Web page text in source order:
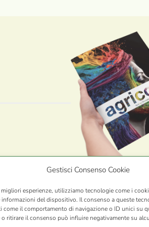
Gestisci Consenso Cookie
migliori esperienze, utilizziamo tecnologie come i
informazioni del dispositivo. Il consenso a queste
come il comportamento di navigazione o ID unici su
ritirare il consenso può influire negativamente su
n. 01078860473 | Capitale sociale
Economico Amministrativo C.C.I.A.A. di